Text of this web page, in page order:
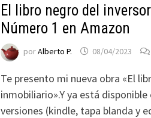
El libro negro del
Número 1 en Amazon
porAlberto P. 08/04/2023
Te presento mi nueva obra «El
inmobiliario».Y ya está disponible
versiones (kindle, tapa blanda y